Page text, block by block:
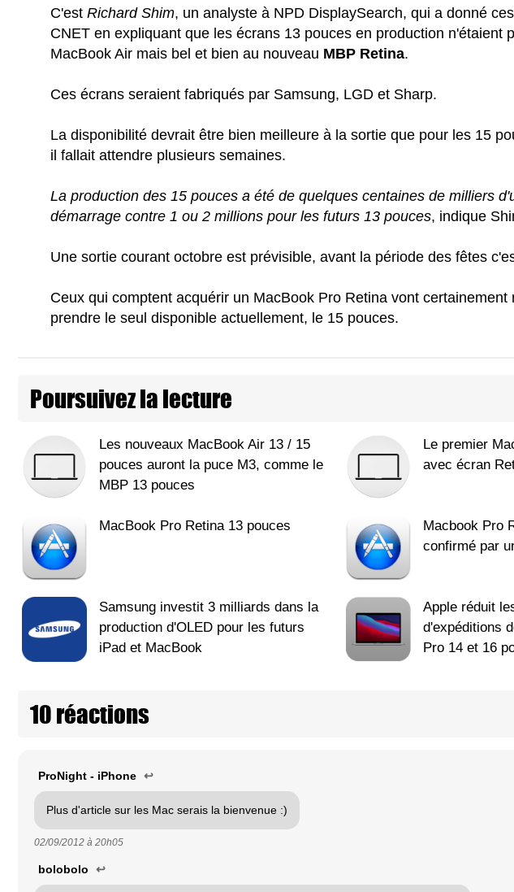
C'estRichard Shim, un analyste à NPD DisplaySearch, qui a donné
CNET en expliquant que les écrans 13 pouces en production n'étaient
MacBook Air mais bel et bien au nouveau MBP Retina.
Ces écrans seraient fabriqués par Samsung, LGD et Sharp.
La disponibilité devrait être bien meilleure à la sortie que pour les 15
il fallait attendre plusieurs semaines.
La production des 15 pouces a été de quelques centaines de milliers
démarrage contre 1 ou 2 millions pour les futurs 13 pouces, indique
Une sortie courant octobre est prévisible, avant la période des fêtes
Ceux qui comptent acquérir un MacBook Pro Retina vont certainement
prendre le seul disponible actuellement, le 15 pouces.
Poursuivez la lecture
Les nouveaux MacBook Air 13 / 15
pouces auront la puce M3, comme le
MBP 13 pouces
Le premier
avec écran
MacBook Pro Retina 13 pouces
Macbook Pro
confirmé par
Samsung investit 3 milliards dans la
production d'OLED pour les futurs
iPad et MacBook
Apple réduit
d'expéditions
Pro 14 et 16
10 réactions
ProNight - iPhone ↩
Plus d'article sur les Mac serais la bienvenue :)
02/09/2012 à 20h05
bolobolo ↩